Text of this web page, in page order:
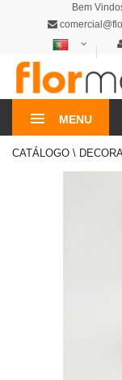
Bem
MENU
CATÁLOGO \